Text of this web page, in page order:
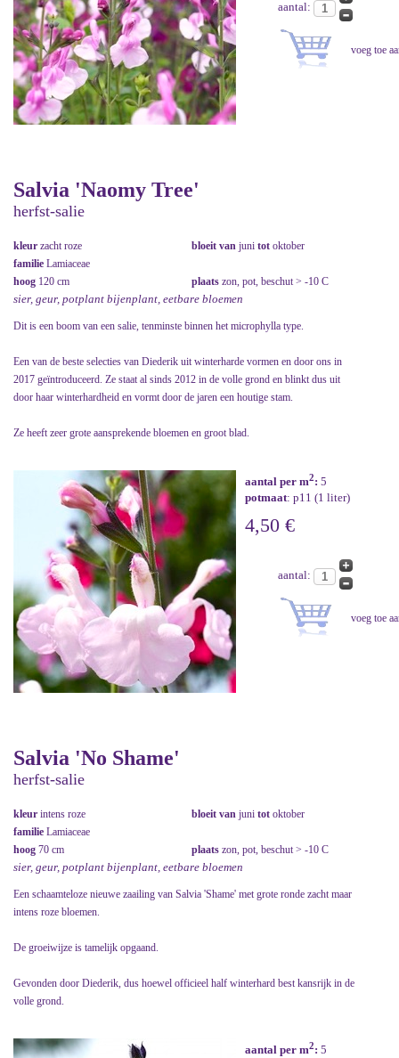
aantal:
Salvia 'Naomy Tree'
herfst-salie
kleur zacht roze bloeit van juni tot oktober
familie Lamiaceae
hoog 120 cm plaats zon, pot, beschut > -10 C
sier, geur, potplant bijenplant, eetbare bloemen
Dit is een boom van een salie, tenminste binnen het microphylla type.
Een van de beste selecties van Diederik uit winterharde vormen en door ons in
2017 geïntroduceerd. Ze staat al sinds 2012 in de volle grond en blinkt dus uit
door haar winterhardheid en vormt door de jaren een houtige stam.
Ze heeft zeer grote aansprekende bloemen en groot blad.
aantal per m2: 5
potmaat: p11 (1 liter)
4,50 €
aantal:
Salvia 'No Shame'
herfst-salie
kleur intens roze bloeit van juni tot oktober
familie Lamiaceae
hoog 70 cm plaats zon, pot, beschut > -10 C
sier, geur, potplant bijenplant, eetbare bloemen
Een schaamteloze nieuwe zaailing van Salvia 'Shame' met grote ronde zacht maar
intens roze bloemen.
De groeiwijze is tamelijk opgaand.
Gevonden door Diederik, dus hoewel officieel half winterhard best kansrijk in de
volle grond.
aantal per m2: 5